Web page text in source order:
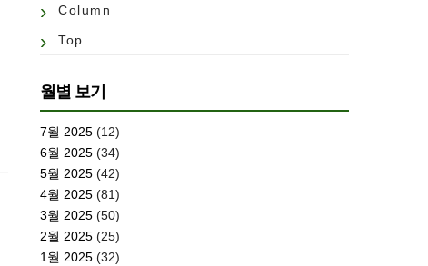
Column
Top
월별 보기
7월 2025 (12)
6월 2025 (34)
5월 2025 (42)
4월 2025 (81)
3월 2025 (50)
2월 2025 (25)
1월 2025 (32)